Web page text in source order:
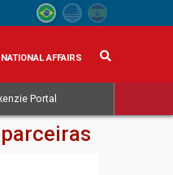
AFFAIRS
Portal